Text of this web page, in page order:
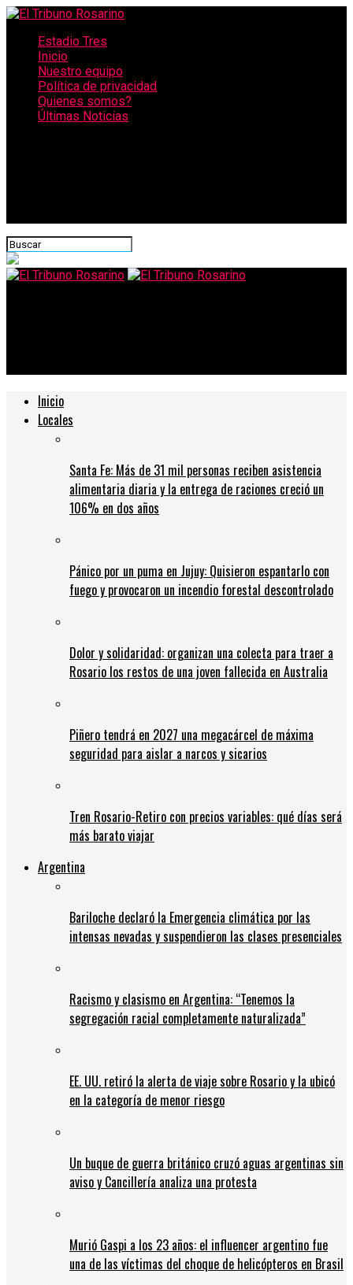
Estadio Tres
Inicio
Nuestro equipo
Política de privacidad
Quienes somos?
Últimas Noticias
Inicio
Locales
Santa Fe: Más de 31 mil personas reciben asistencia
alimentaria diaria y la entrega de raciones creció un
106% en dos años
Pánico por un puma en Jujuy: Quisieron espantarlo con
fuego y provocaron un incendio forestal descontrolado
Dolor y solidaridad: organizan una colecta para traer a
Rosario los restos de una joven fallecida en Australia
Piñero tendrá en 2027 una megacárcel de máxima
seguridad para aislar a narcos y sicarios
Tren Rosario-Retiro con precios variables: qué días será
más barato viajar
Argentina
Bariloche declaró la Emergencia climática por las
intensas nevadas y suspendieron las clases presenciales
Racismo y clasismo en Argentina: “Tenemos la
segregación racial completamente naturalizada”
EE. UU. retiró la alerta de viaje sobre Rosario y la ubicó
en la categoría de menor riesgo
Un buque de guerra británico cruzó aguas argentinas sin
aviso y Cancillería analiza una protesta
Murió Gaspi a los 23 años: el influencer argentino fue
una de las víctimas del choque de helicópteros en Brasil